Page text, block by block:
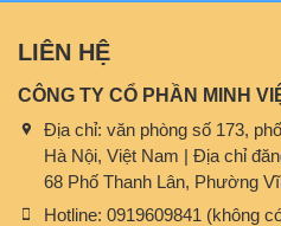
LIÊN HỆ
CÔNG TY CỔ PHẦN MINH
Địa chỉ: văn phòng số 173,
Hà Nội, Việt Nam | Địa chỉ
68 Phố Thanh Lân, Phường
Hotline: 0919609841 (không